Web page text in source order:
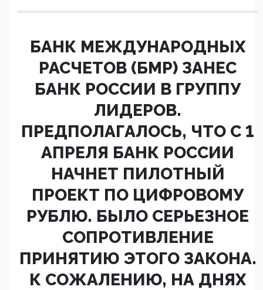
БАНК МЕЖДУНАРОДНЫХ
РАСЧЕТОВ (БМР) ЗАНЕС
БАНК РОССИИ В ГРУППУ
ЛИДЕРОВ.
ПРЕДПОЛАГАЛОСЬ, ЧТО С 1
АПРЕЛЯ БАНК РОССИИ
НАЧНЕТ ПИЛОТНЫЙ
ПРОЕКТ ПО ЦИФРОВОМУ
РУБЛЮ. БЫЛО СЕРЬЕЗНОЕ
СОПРОТИВЛЕНИЕ
ПРИНЯТИЮ ЭТОГО ЗАКОНА.
К СОЖАЛЕНИЮ, НА ДНЯХ